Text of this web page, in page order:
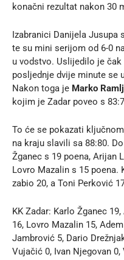
konačni rezultat nakon 30
Izabranici Danijela
te su mini serijom od 6-0
u vodstvo. Uslijedilo je čak
posljednje dvije minute se
Nakon toga je Marko
kojim je Zadar poveo s
To će se pokazati
na kraju slavili sa 88:80.
Žganec s 19 poena, Arijan
Lovro Mazalin s 15 poena.
zabio 20, a Toni Perković
KK Zadar: Karlo Žganec
16, Lovro Mazalin 15,
Jambrović 5, Dario
Vujačić 0, Ivan Njegovan 0,